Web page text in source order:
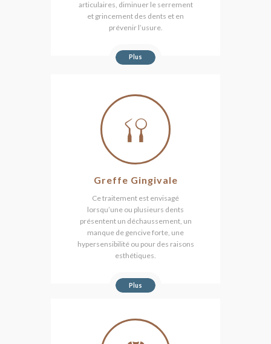
articulaires, diminuer le serrement
et grincement des dents et en
prévenir l’usure.
Plus
Greffe Gingivale
Ce traitement est envisagé
lorsqu’une ou plusieurs dents
présentent un déchaussement, un
manque de gencive forte, une
hypersensibilité ou pour des raisons
esthétiques.
Plus